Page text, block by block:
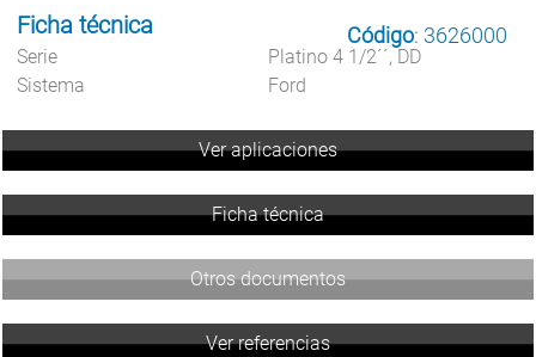
Código: 3626000
Ficha técnica
Serie
Platino 4 1/2´´, DD
Sistema
Ford
Ver aplicaciones
Ficha técnica
Otros documentos
Ver referencias